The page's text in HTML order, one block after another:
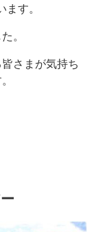
す。
。
さまが気持ち